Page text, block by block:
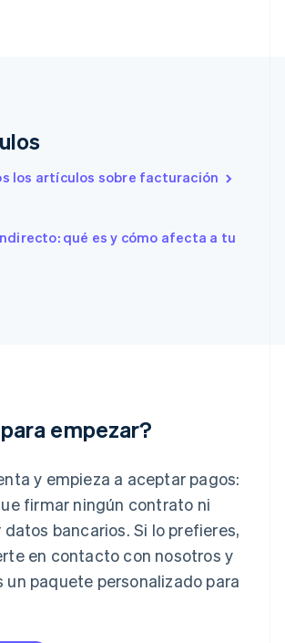
los artículos sobre facturación
qué es y cómo afecta a tu
empezar?
y empieza a aceptar pagos:
firmar ningún contrato ni
bancarios. Si lo prefieres,
en contacto con nosotros y
un paquete personalizado para